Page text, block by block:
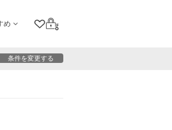
め
クリップリスト
ログイン
条件を変更する